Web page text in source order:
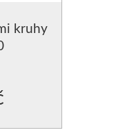
POVLAK NA
DO POLŠTÁŘŮ
kruhy